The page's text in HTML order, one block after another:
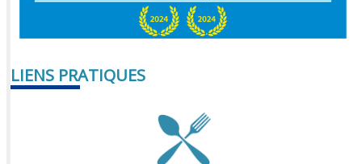
LIENS PRATIQUES